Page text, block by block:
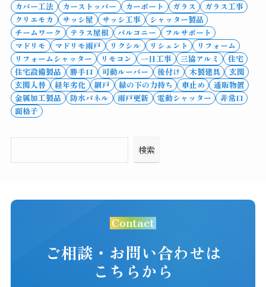
カバー工法
カーストッパー カーポート ガラス
ガラス工事
クリエモカ
サッシ屋 サッシ工事
シャッター製品
チームワーク
テラス屋根 バルコニー
フルサポート
マドリモ
マドリモ雨戸 リクシル リシェント
リフォーム
リフォームシャッター
リモコン 一日工事 三協アルミ
住宅
住宅設備製品
勝手口 可動ルーバー 後付け 木製建具
玄関
玄関入替
経年劣化 網戸 縁の下の力持ち 車止め
通販物置
金属加工製品
防水パネル 雨戸更新 電動シャッター
非常口
面格子
検索
Contact
ご相談・お問い合わせは
こちらから